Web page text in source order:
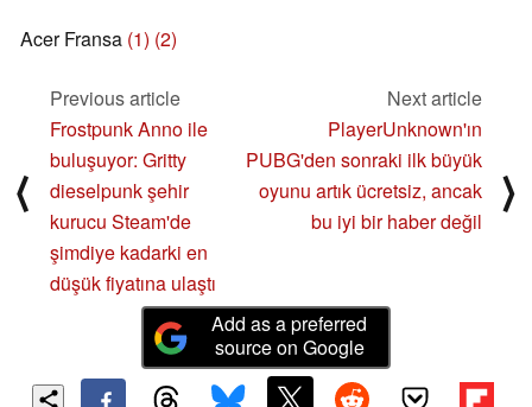
Acer Fransa (1) (2)
⟨
Previous article
Frostpunk Anno ile
buluşuyor: Gritty
dieselpunk şehir
kurucu Steam'de
şimdiye kadarki en
düşük fiyatına ulaştı
Next article
PlayerUnknown'ın
PUBG'den sonraki ilk büyük
oyunu artık ücretsiz, ancak
bu iyi bir haber değil
⟩
Add as a preferred
source on Google